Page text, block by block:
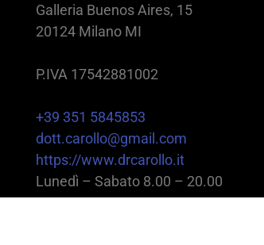
Galleria Buenos Aires, 15
20124 Milano MI
P.IVA 17542881002
+39 351 5845853
dott.carollo@gmail.com
https://www.drcarollo.it
Lunedì – Sabato 8.00 – 20.00